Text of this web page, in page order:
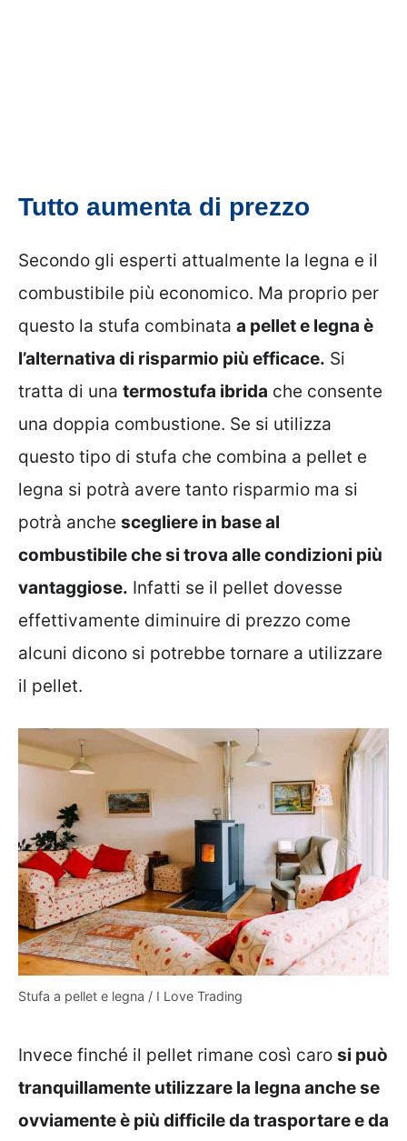
Tutto aumenta di prezzo
Secondo gli esperti attualmente la legna e il
combustibile più economico. Ma proprio per
questo la stufa combinata a pellet e legna è
l’alternativa di risparmio più efficace. Si
tratta di una termostufa ibrida che consente
una doppia combustione. Se si utilizza
questo tipo di stufa che combina a pellet e
legna si potrà avere tanto risparmio ma si
potrà anche scegliere in base al
combustibile che si trova alle condizioni più
vantaggiose. Infatti se il pellet dovesse
effettivamente diminuire di prezzo come
alcuni dicono si potrebbe tornare a utilizzare
il pellet.
Stufa a pellet e legna / I Love Trading
Invece finché il pellet rimane così caro si può
tranquillamente utilizzare la legna anche se
ovviamente è più difficile da trasportare e da